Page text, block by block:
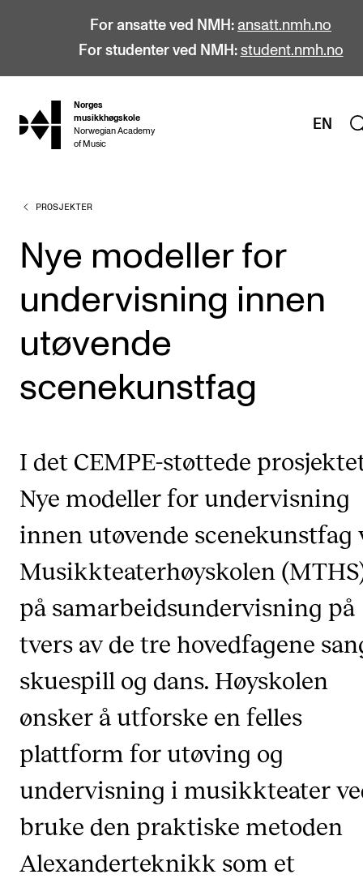
For ansatte ved NMH: ansatt.nmh.no
For studenter ved NMH: student.nmh.no
hjem
Norges
musikkhøgskole
Norwegian Academy
of Music
EN
STUDIER
Alle studier
Bachelor
Master
Årsstudium og videreutdanning
Etterutdanning og kurs
STUDENTLIV
Søknad og opptak
Biblioteket
Fagmiljøer
Studentutvalet SUT (student.nmh.no)
FORSKNING
NordART
Prosjekter
Publikasjoner
PROSJEKTER
Nye modeller for
undervisning innen
utøvende
scenekunstfag
I det CEMPE-støttede
Nye modeller for undervisning
innen utøvende scenekunstfag
Musikkteaterhøyskolen
på samarbeidsundervisning på
tvers av de tre hovedfagene
skuespill og dans. Høyskolen
ønsker å utforske en felles
plattform for utøving og
undervisning i musikkteater
bruke den praktiske metoden
Alexanderteknikk som et